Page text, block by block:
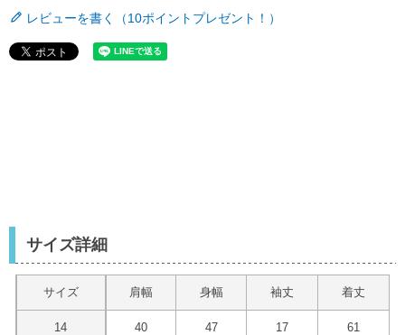
レビューを書く（10ポイントプレゼント！）
サイズ詳細
サイズ 肩幅 身幅 袖丈 着丈
14 40 47 17 61